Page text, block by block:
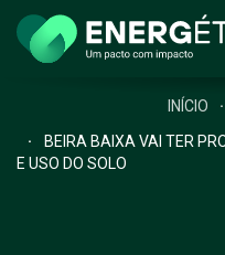
INÍCIO
BEIRA BAIXA VAI TER
E USO DO SOLO